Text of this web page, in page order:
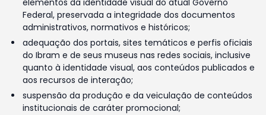
elementos da identidade visual do atual Governo
Federal, preservada a integridade dos documentos
administrativos, normativos e históricos;
adequação dos portais, sites temáticos e perfis oficiais
do Ibram e de seus museus nas redes sociais, inclusive
quanto à identidade visual, aos conteúdos publicados e
aos recursos de interação;
suspensão da produção e da veiculação de conteúdos
institucionais de caráter promocional;